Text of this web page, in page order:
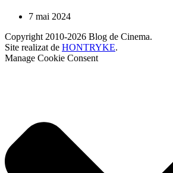
7 mai 2024
Copyright 2010-2026 Blog de Cinema.
Site realizat de HONTRYKE.
Manage Cookie Consent